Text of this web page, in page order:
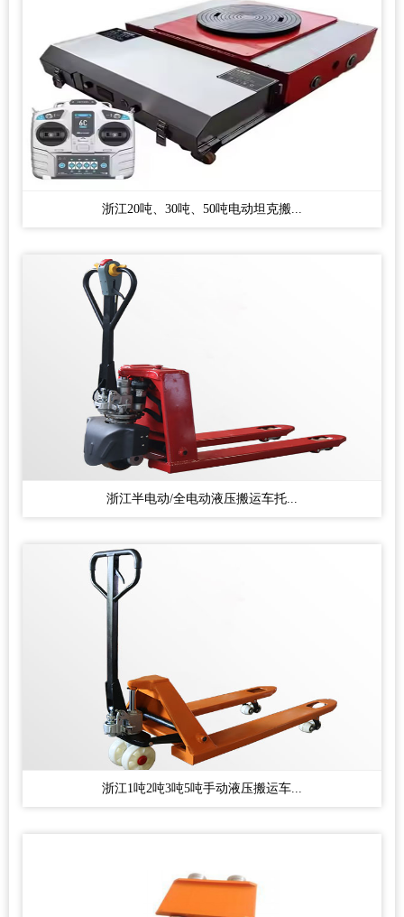
浙江20吨、30吨、50吨电动坦克搬...
浙江半电动/全电动液压搬运车托...
浙江1吨2吨3吨5吨手动液压搬运车...